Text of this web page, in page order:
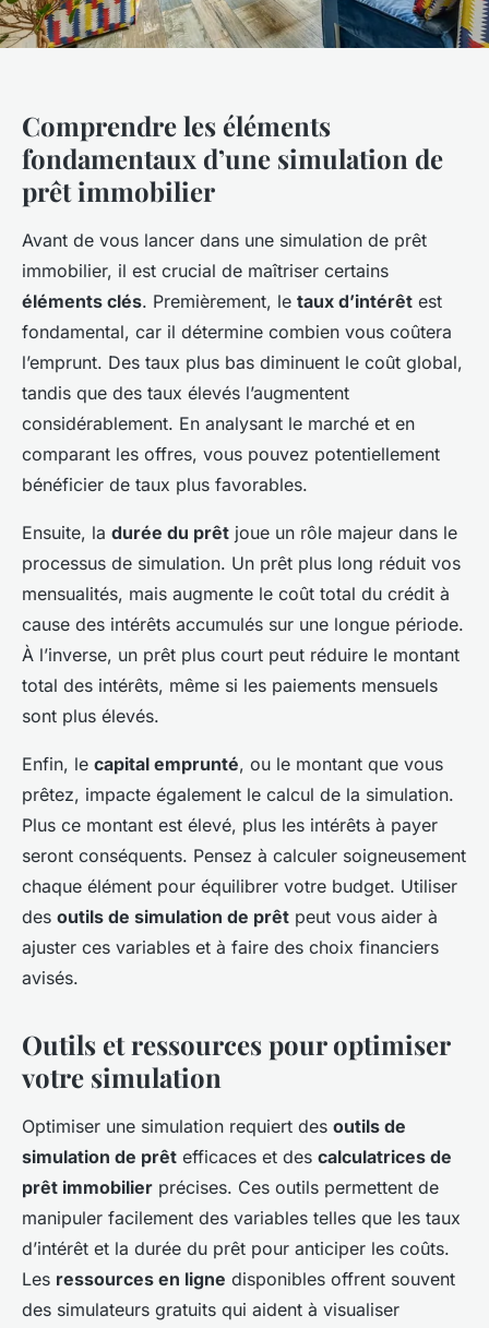
Comprendre les éléments
fondamentaux d’une simulation de
prêt immobilier
Avant de vous lancer dans une simulation de prêt
immobilier, il est crucial de maîtriser certains
éléments clés. Premièrement, le taux d’intérêt est
fondamental, car il détermine combien vous coûtera
l’emprunt. Des taux plus bas diminuent le coût global,
tandis que des taux élevés l’augmentent
considérablement. En analysant le marché et en
comparant les offres, vous pouvez potentiellement
bénéficier de taux plus favorables.
Ensuite, la durée du prêt joue un rôle majeur dans le
processus de simulation. Un prêt plus long réduit vos
mensualités, mais augmente le coût total du crédit à
cause des intérêts accumulés sur une longue période.
À l’inverse, un prêt plus court peut réduire le montant
total des intérêts, même si les paiements mensuels
sont plus élevés.
Enfin, le capital emprunté, ou le montant que vous
prêtez, impacte également le calcul de la simulation.
Plus ce montant est élevé, plus les intérêts à payer
seront conséquents. Pensez à calculer soigneusement
chaque élément pour équilibrer votre budget. Utiliser
des outils de simulation de prêt peut vous aider à
ajuster ces variables et à faire des choix financiers
avisés.
Outils et ressources pour optimiser
votre simulation
Optimiser une simulation requiert des outils de
simulation de prêt efficaces et des calculatrices de
prêt immobilier précises. Ces outils permettent de
manipuler facilement des variables telles que les taux
d’intérêt et la durée du prêt pour anticiper les coûts.
Les ressources en ligne disponibles offrent souvent
des simulateurs gratuits qui aident à visualiser